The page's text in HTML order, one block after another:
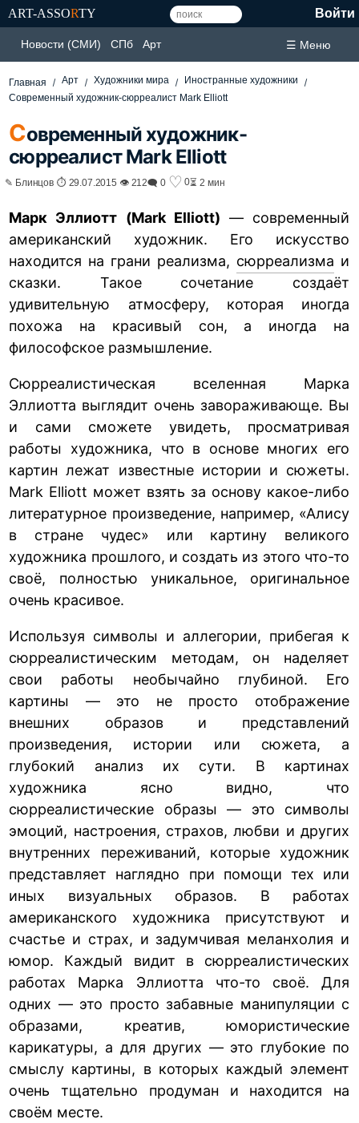
ART-ASSORTY Войти
Новости (СМИ) СПб Арт ☰ Меню
Главная Арт Художники мира
Иностранные художники
Современный художник-сюрреалист Mark Elliott
Современный художник-
сюрреалист Mark Elliott
✎ Блинцов ⏱ 29.07.2015 👁 212🗨 0 ♡ 0⏳ 2 мин
Марк Эллиотт (Mark Elliott) — современный
американский художник. Его искусство
находится на грани реализма, сюрреализма и
сказки. Такое сочетание создаёт
удивительную атмосферу, которая иногда
похожа на красивый сон, а иногда на
философское размышление.
Сюрреалистическая вселенная Марка
Эллиотта выглядит очень завораживающе. Вы
и сами сможете увидеть, просматривая
работы художника, что в основе многих его
картин лежат известные истории и сюжеты.
Mark Elliott может взять за основу какое-либо
литературное произведение, например, «Алису
в стране чудес» или картину великого
художника прошлого, и создать из этого что-то
своё, полностью уникальное, оригинальное
очень красивое.
Используя символы и аллегории, прибегая к
сюрреалистическим методам, он наделяет
свои работы необычайно глубиной. Его
картины — это не просто отображение
внешних образов и представлений
произведения, истории или сюжета, а
глубокий анализ их сути. В картинах
художника ясно видно, что
сюрреалистические образы — это символы
эмоций, настроения, страхов, любви и других
внутренних переживаний, которые художник
представляет наглядно при помощи тех или
иных визуальных образов. В работах
американского художника присутствуют и
счастье и страх, и задумчивая меланхолия и
юмор. Каждый видит в сюрреалистических
работах Марка Эллиотта что-то своё. Для
одних — это просто забавные манипуляции с
образами, креатив, юмористические
карикатуры, а для других — это глубокие по
смыслу картины, в которых каждый элемент
очень тщательно продуман и находится на
своём месте.